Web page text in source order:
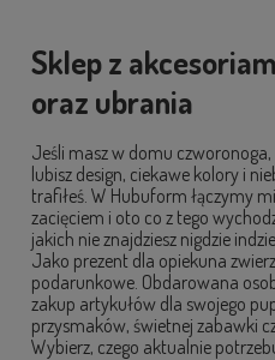
Sklep z
oraz ubrania
Jeśli masz w domu
lubisz design, ciekawe kolory i
trafiłeś. W Hubuform łączymy
zacięciem i oto co z tego
jakich nie znajdziesz nigdzie
Jako prezent dla opiekuna
podarunkowe. Obdarowana
zakup artykułów dla swojego
przysmaków, świetnej zabawki
Wybierz, czego aktualnie